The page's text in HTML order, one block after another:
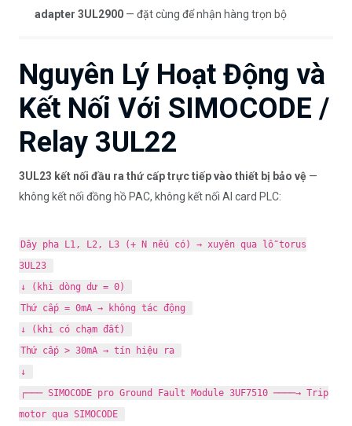
adapter 3UL2900 — đặt cùng để nhận hàng trọn bộ
Nguyên Lý Hoạt Động và
Kết Nối Với SIMOCODE /
Relay 3UL22
3UL23 kết nối đầu ra thứ cấp trực tiếp vào thiết bị bảo vệ —
không kết nối đồng hồ PAC, không kết nối AI card PLC:
Dây pha L1, L2, L3 (+ N nếu có) → xuyên qua lỗ torus
3UL23
↓ (khi dòng dư = 0)
Thứ cấp = 0mA → không tác động
↓ (khi có chạm đất)
Thứ cấp > 30mA → tín hiệu ra
↓
┌─── SIMOCODE pro Ground Fault Module 3UF7510 ────→ Trip
motor qua SIMOCODE